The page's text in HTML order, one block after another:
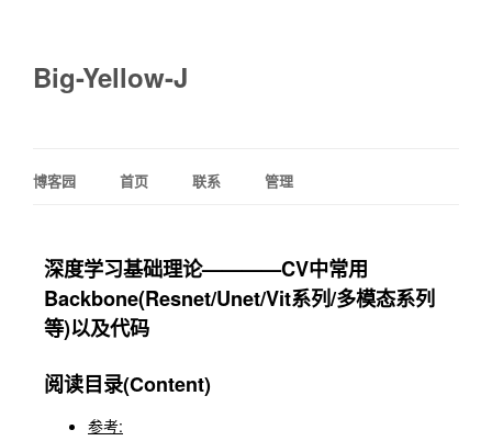
Big-Yellow-J
博客园 首页 联系 管理
深度学习基础理论————CV中常用
Backbone(Resnet/Unet/Vit系列/多模态系列
等)以及代码
阅读目录(Content)
参考: